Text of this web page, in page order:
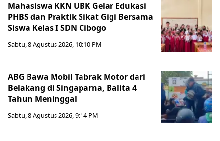
Mahasiswa KKN UBK Gelar Edukasi
PHBS dan Praktik Sikat Gigi Bersama
Siswa Kelas I SDN Cibogo
Sabtu, 8 Agustus 2026, 10:10 PM
ABG Bawa Mobil Tabrak Motor dari
Belakang di Singaparna, Balita 4
Tahun Meninggal
Sabtu, 8 Agustus 2026, 9:14 PM